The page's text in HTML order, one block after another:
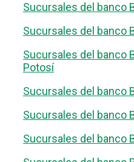
Sucursales del banco
Sucursales del banco
Sucursales del banco
Potosí
Sucursales del banco
Sucursales del banco
Sucursales del banco